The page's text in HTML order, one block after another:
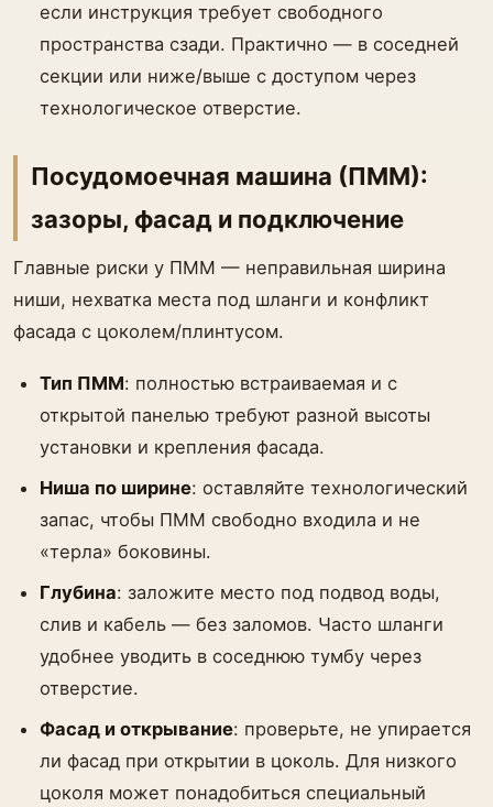
если инструкция требует свободного
пространства сзади. Практично — в соседней
секции или ниже/выше с доступом через
технологическое отверстие.
Посудомоечная машина (ПММ):
зазоры, фасад и подключение
Главные риски у ПММ — неправильная ширина
ниши, нехватка места под шланги и конфликт
фасада с цоколем/плинтусом.
Тип ПММ: полностью встраиваемая и с
открытой панелью требуют разной высоты
установки и крепления фасада.
Ниша по ширине: оставляйте технологический
запас, чтобы ПММ свободно входила и не
«терла» боковины.
Глубина: заложите место под подвод воды,
слив и кабель — без заломов. Часто шланги
удобнее уводить в соседнюю тумбу через
отверстие.
Фасад и открывание: проверьте, не упирается
ли фасад при открытии в цоколь. Для низкого
цоколя может понадобиться специальный